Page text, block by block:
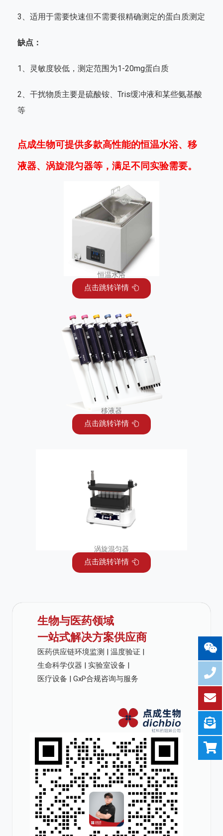
3、适用于需要快速但不需要很精确测定的蛋白质测定
缺点：
1、灵敏度较低，测定范围为1-20mg蛋白质
2、干扰物质主要是硫酸铵、Tris缓冲液和某些氨基酸
等
点成生物可提供多款高性能的恒温水浴、移
液器、涡旋混匀器等，满足不同实验需要。
恒温水浴
点击跳转详情
移液器
点击跳转详情
涡旋混匀器
点击跳转详情
生物与医药领域
一站式解决方案供应商
医药供应链环境监测 | 温度验证 |
生命科学仪器 | 实验室设备 |
医疗设备 | GxP合规咨询与服务